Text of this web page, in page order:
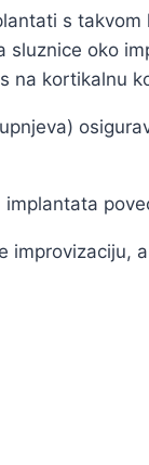
s
oko
kortikalnu
implantata